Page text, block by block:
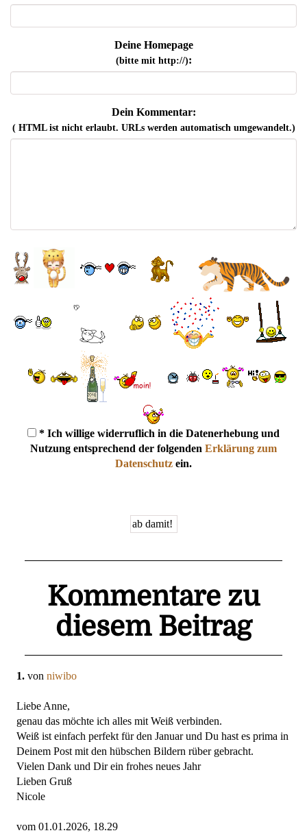
Deine Homepage
(bitte mit http://):
Dein Kommentar:
( HTML ist nichterlaubt. URLs werden automatisch umgewandelt.)
* Ich willige widerruflich in die Datenerhebung und
Nutzung entsprechend der folgenden Erklärung zum
Datenschutz ein.
Kommentare zu
diesem Beitrag
1. von niwibo
Liebe Anne,
genau das möchte ich alles mit Weiß verbinden.
Weiß ist einfach perfekt für den Januar und Du hast es prima in
Deinem Post mit den hübschen Bildern rüber gebracht.
Vielen Dank und Dir ein frohes neues Jahr
Lieben Gruß
Nicole
vom 01.01.2026, 18.29